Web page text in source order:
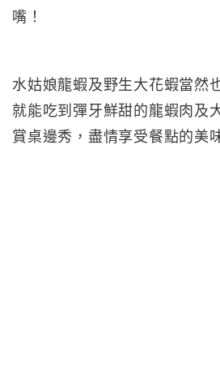
嘴！
水姑娘龍蝦及野生大花蝦當然
就能吃到彈牙鮮甜的龍蝦肉及
賞桌邊秀，盡情享受餐點的美